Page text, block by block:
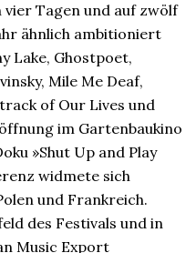
Tagen und auf zwölf
ähnlich ambitioniert
Lake, Ghostpoet,
Mile Me Deaf,
of Our Lives und
im Gartenbaukino
»Shut Up and Play
widmete sich
und Frankreich.
des Festivals und in
Music Export